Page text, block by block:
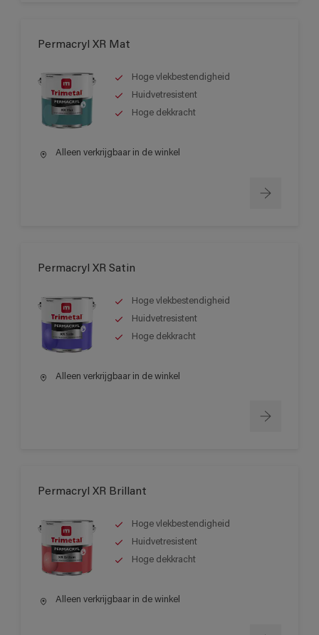
Permacryl XR Mat
Hoge vlekbestendigheid
Huidvetresistent
Hoge dekkracht
Alleen verkrijgbaar in de winkel
Permacryl XR Satin
Hoge vlekbestendigheid
Huidvetresistent
Hoge dekkracht
Alleen verkrijgbaar in de winkel
Permacryl XR Brillant
Hoge vlekbestendigheid
Huidvetresistent
Hoge dekkracht
Alleen verkrijgbaar in de winkel